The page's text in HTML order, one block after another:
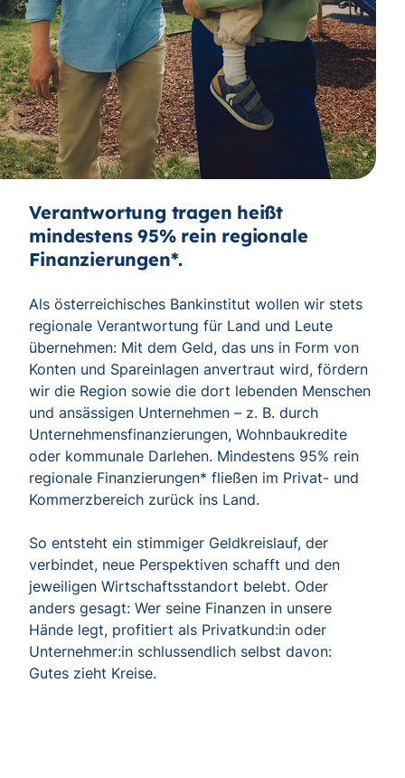
Verantwortung tragen heißt
mindestens 95% rein regionale
Finanzierungen*.
Als österreichisches Bankinstitut wollen wir stets
regionale Verantwortung für Land und Leute
übernehmen: Mit dem Geld, das uns in Form von
Konten und Spareinlagen anvertraut wird, fördern
wir die Region sowie die dort lebenden Menschen
und ansässigen Unternehmen – z. B. durch
Unternehmensfinanzierungen, Wohnbaukredite
oder kommunale Darlehen. Mindestens 95% rein
regionale Finanzierungen* fließen im Privat- und
Kommerzbereich zurück ins Land.
So entsteht ein stimmiger Geldkreislauf, der
verbindet, neue Perspektiven schafft und den
jeweiligen Wirtschaftsstandort belebt. Oder
anders gesagt: Wer seine Finanzen in unsere
Hände legt, profitiert als Privatkund:in oder
Unternehmer:in schlussendlich selbst davon:
Gutes zieht Kreise.